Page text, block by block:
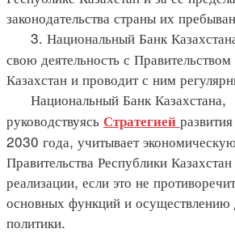
законодательства страны их
3. Национальный Банк
свою деятельность с
Казахстан и проводит с ним
Национальный Банк Казахстана,
руководствуясь Стратегией
2030 года, учитывает
Правительства Республики
реализации, если это не
основных функций и осуществлению
политики.